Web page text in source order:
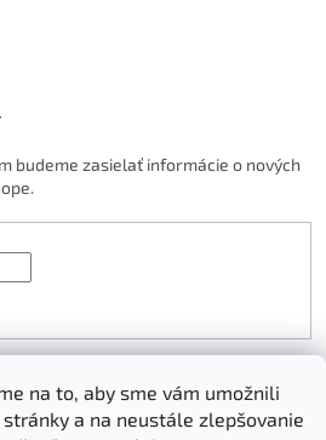
na to, aby sme vám umožnili
a na neustále zlepšovanie
budeme zasielať informácie o nových
Shoptet.sk